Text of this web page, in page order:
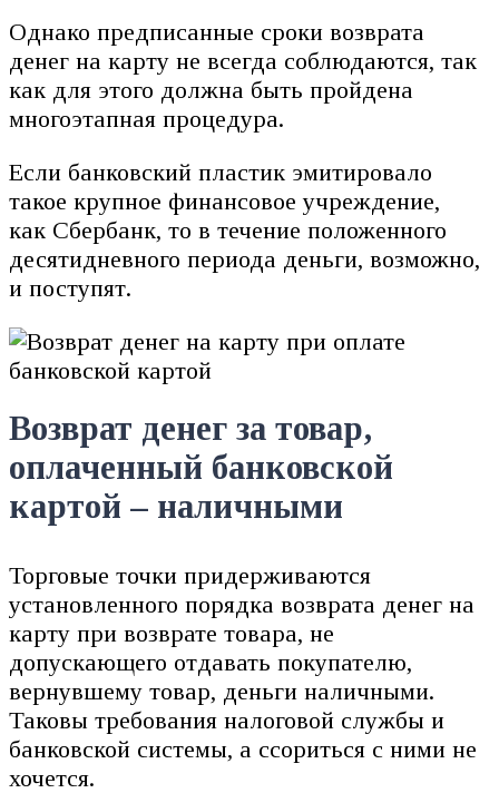
Однако предписанные сроки возврата
денег на карту не всегда соблюдаются, так
как для этого должна быть пройдена
многоэтапная процедура.
Если банковский пластик эмитировало
такое крупное финансовое учреждение,
как Сбербанк, то в течение положенного
десятидневного периода деньги, возможно,
и поступят.
Возврат денег за товар,
оплаченный банковской
картой – наличными
Торговые точки придерживаются
установленного порядка возврата денег на
карту при возврате товара, не
допускающего отдавать покупателю,
вернувшему товар, деньги наличными.
Таковы требования налоговой службы и
банковской системы, а ссориться с ними не
хочется.